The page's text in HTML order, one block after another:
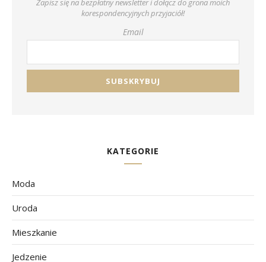
Zapisz się na bezpłatny newsletter i dołącz do grona moich
korespondencyjnych przyjaciół!
Email
KATEGORIE
Moda
Uroda
Mieszkanie
Jedzenie